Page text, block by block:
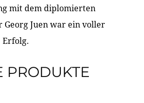
mit dem diplomierten
Georg Juen war ein voller
Erfolg.
PRODUKTE